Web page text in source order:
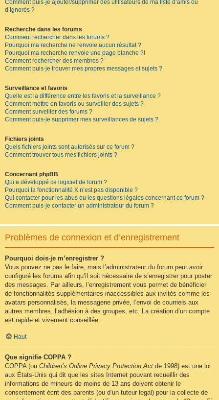
Comment puis-je ajouter/supprimer des utilisateurs de ma liste d’amis ou
d’ignorés ?
Recherche dans les forums
Comment rechercher dans les forums ?
Pourquoi ma recherche ne renvoie aucun résultat ?
Pourquoi ma recherche renvoie une page blanche ?!
Comment rechercher des membres ?
Comment puis-je trouver mes propres messages et sujets ?
Surveillance et favoris
Quelle est la différence entre les favoris et la surveillance ?
Comment mettre en favoris ou surveiller des sujets ?
Comment surveiller des forums ?
Comment puis-je supprimer mes surveillances de sujets ?
Fichiers joints
Quels fichiers joints sont autorisés sur ce forum ?
Comment trouver tous mes fichiers joints ?
Concernant phpBB
Qui a développé ce logiciel de forum ?
Pourquoi la fonctionnalité X n’est pas disponible ?
Qui contacter pour les abus ou les questions légales concernant ce forum ?
Comment puis-je contacter un administrateur du forum ?
Problèmes de connexion et d’enregistrement
Pourquoi dois-je m’enregistrer ?
Vous pouvez ne pas le faire, mais l’administrateur du forum peut avoir
configuré les forums afin qu’il soit nécessaire de s’enregistrer pour poster
des messages. Par ailleurs, l’enregistrement vous permet de bénéficier
de fonctionnalités supplémentaires inaccessibles aux invités comme les
avatars personnalisés, la messagerie privée, l’envoi de courriels aux
autres membres, l’adhésion à des groupes, etc. La création d’un compte
est rapide et vivement conseillée.
Haut
Que signifie COPPA ?
COPPA (ou Children’s Online Privacy Protection Act de 1998) est une loi
aux États-Unis qui dit que les sites Internet pouvant recueillir des
informations de mineurs de moins de 13 ans doivent obtenir le
consentement écrit des parents (ou d’un tuteur légal) pour la collecte de